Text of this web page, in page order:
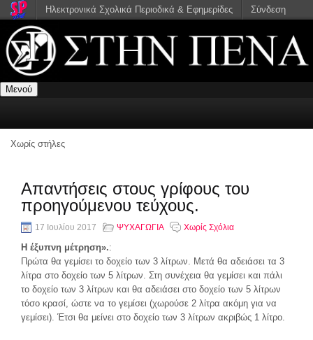
Μενού
Χωρίς στήλες
Απαντήσεις στους γρίφους του
προηγούμενου τεύχους.
17 Ιουλίου 2017 ΨΥΧΑΓΩΓΙΑ Χωρίς Σχόλια
Η έξυπνη μέτρηση».:
Πρώτα θα γεμίσει το δοχείο των 3 λίτρων. Μετά θα αδειάσει τα 3
λίτρα στο δοχείο των 5 λίτρων. Στη συνέχεια θα γεμίσει και πάλι
το δοχείο των 3 λίτρων και θα αδειάσει στο δοχείο των 5 λίτρων
τόσο κρασί, ώστε να το γεμίσει (χωρούσε 2 λίτρα ακόμη για να
γεμίσει). Έτσι θα μείνει στο δοχείο των 3 λίτρων ακριβώς 1 λίτρο.
Ηλεκτρονικά Σχολικά Περιοδικά & Εφημερίδες Σύνδεση